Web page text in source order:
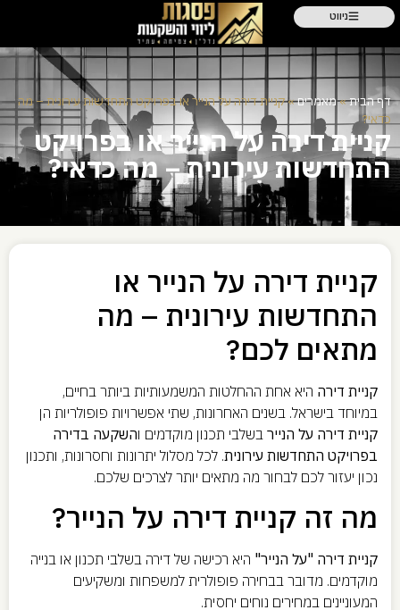
ניווט
דף הבית»מאמרים»קניית דירה על הנייר או בפרויקט התחדשות עירונית – מה
כדאי?
קניית דירה על הנייר או בפרויקט
התחדשות עירונית – מה כדאי?
קניית דירה על הנייר או
התחדשות עירונית – מה
מתאים לכם?
קניית דירה היא אחת ההחלטות המשמעותיות ביותר בחיים,
במיוחד בישראל. בשנים האחרונות, שתי אפשרויות פופולריות הן
קניית דירה על הנייר בשלבי תכנון מוקדמים והשקעה בדירה
בפרויקט התחדשות עירונית. לכל מסלול יתרונות וחסרונות, ותכנון
נכון יעזור לכם לבחור מה מתאים יותר לצרכים שלכם.
מה זה קניית דירה על הנייר?
קניית דירה "על הנייר" היא רכישה של דירה בשלבי תכנון או בנייה
מוקדמים. מדובר בבחירה פופולרית למשפחות ומשקיעים
המעוניינים במחירים נוחים יחסית.